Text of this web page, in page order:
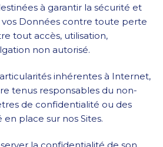
à garantir la sécurité et
Données contre toute perte
tout accès, utilisation,
non autorisé.
inhérentes à Internet,
tenus responsables du non-
de confidentialité ou des
place sur nos Sites.